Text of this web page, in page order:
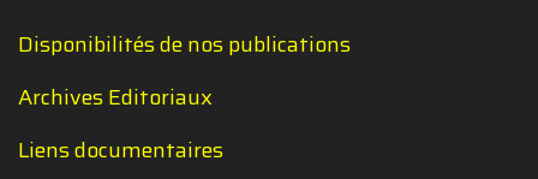
Disponibilités de nos publications
Archives Editoriaux
Liens documentaires